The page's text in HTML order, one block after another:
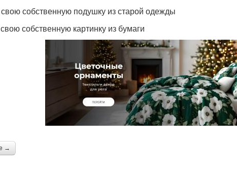
собственную подушку из старой одежды
собственную картинку из бумаги
→